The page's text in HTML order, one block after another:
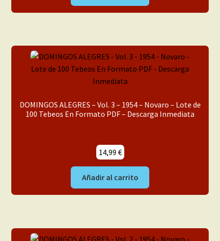
DOMINGOS ALEGRES – Vol. 3 – 1954 – Novaro – Lote de
100 Tebeos En Formato PDF – Descarga Inmediata
14,99 €
Añadir al carrito